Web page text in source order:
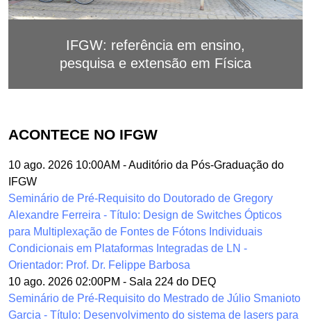
IFGW: referência em ensino,
pesquisa e extensão em Física
ACONTECE NO IFGW
10 ago. 2026 10:00AM -Auditório da Pós-Graduação do
IFGW
Seminário de Pré-Requisito do Doutorado de Gregory
Alexandre Ferreira - Título: Design de Switches Ópticos
para Multiplexação de Fontes de Fótons Individuais
Condicionais em Plataformas Integradas de LN -
Orientador: Prof. Dr. Felippe Barbosa
10 ago. 2026 02:00PM - Sala 224 do DEQ
Seminário de Pré-Requisito do Mestrado de Júlio Smanioto
Garcia - Título: Desenvolvimento do sistema de lasers para